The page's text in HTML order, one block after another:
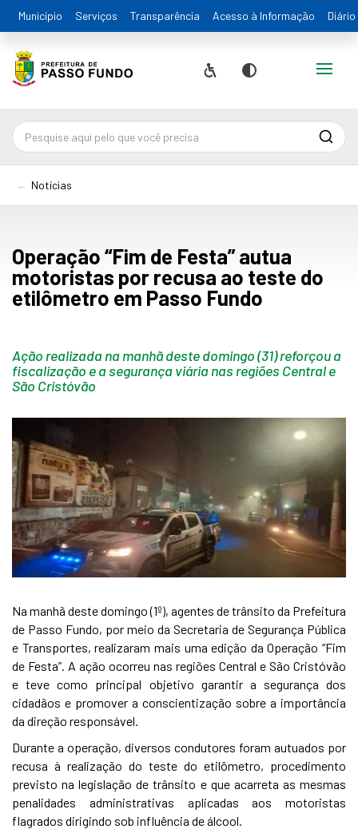
Município Serviços Transparência Acesso à Informação
Acessibilidade
Contraste
Alternar
Notícias
Operação “Fim de Festa” autua
motoristas por recusa ao teste do
etilômetro em Passo Fundo
Ação realizada na manhã deste domingo (31) reforçou a
fiscalização e a segurança viária nas regiões Central e
São Cristóvão
Na manhã deste domingo (1º), agentes de trânsito da Prefeitura
de Passo Fundo, por meio da Secretaria de Segurança Pública
e Transportes, realizaram mais uma edição da Operação “Fim
de Festa”. A ação ocorreu nas regiões Central e São Cristóvão
e teve como principal objetivo garantir a segurança dos
cidadãos e promover a conscientização sobre a importância
da direção responsável.
Durante a operação, diversos condutores foram autuados por
recusa à realização do teste do etilômetro, procedimento
previsto na legislação de trânsito e que acarreta as mesmas
penalidades administrativas aplicadas aos motoristas
flagrados dirigindo sob influência de álcool.